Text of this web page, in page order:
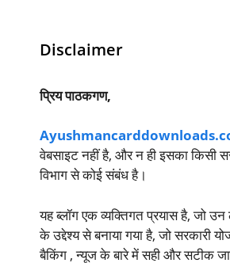
Disclaimer
प्रिय पाठकगण,
वेबसाइट नहीं है, और न ही इसका किसी
विभाग से कोई संबंध है।
यह ब्लॉग एक व्यक्तिगत प्रयास है, जो उन
के उद्देश्य से बनाया गया है, जो सरकारी
बैकिंग , न्यूज के बारे में सही और सटीक